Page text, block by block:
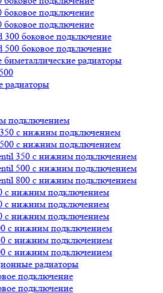
боковое подключение
боковое подключение
300 боковое подключение
500 боковое подключение
радиаторы
радиаторы
подключением
с нижним подключением
с нижним подключением
350 с нижним подключением
500 с нижним подключением
800 с нижним подключением
с нижним подключением
с нижним подключением
с нижним подключением
с нижним подключением
с нижним подключением
с нижним подключением
радиаторы
подключение
подключение